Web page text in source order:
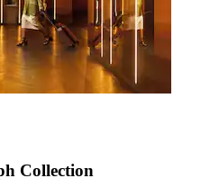
Collection